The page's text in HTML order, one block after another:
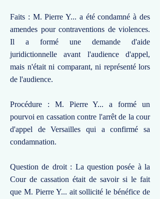
Faits : M. Pierre Y... a été condamné à des
amendes pour contraventions de violences.
Il a formé une demande d'aide
juridictionnelle avant l'audience d'appel,
mais n'était ni comparant, ni représenté lors
de l'audience.
Procédure : M. Pierre Y... a formé un
pourvoi en cassation contre l'arrêt de la cour
d'appel de Versailles qui a confirmé sa
condamnation.
Question de droit : La question posée à la
Cour de cassation était de savoir si le fait
que M. Pierre Y... ait sollicité le bénéfice de